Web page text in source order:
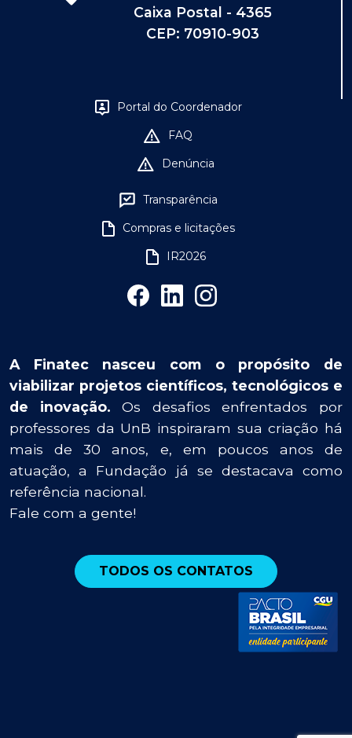
Caixa Postal - 4365
CEP: 70910-903
Portal do Coordenador
FAQ
Denúncia
Transparência
Compras e licitações
IR2026
A Finatec nasceu com o propósito de
viabilizar projetos científicos, tecnológicos e
de inovação. Os desafios enfrentados por
professores da UnB inspiraram sua criação há
mais de 30 anos, e, em poucos anos de
atuação, a Fundação já se destacava como
referência nacional.
Fale com a gente!
TODOS OS CONTATOS